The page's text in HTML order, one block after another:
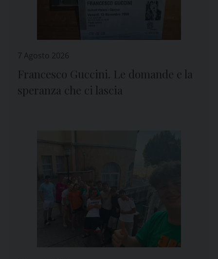
7 Agosto 2026
Francesco Guccini. Le domande e la
speranza che ci lascia